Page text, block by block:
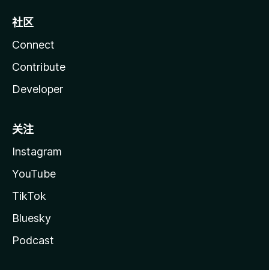
社区
Connect
Contribute
Developer
关注
Instagram
YouTube
TikTok
Bluesky
Podcast